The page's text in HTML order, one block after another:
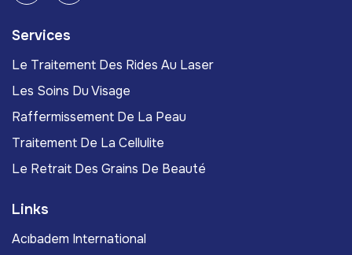
Services
Le Traitement Des Rides Au Laser
Les Soins Du Visage
Raffermissement De La Peau
Traitement De La Cellulite
Le Retrait Des Grains De Beauté
Links
Acıbadem International